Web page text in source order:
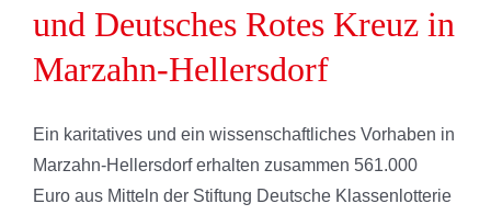
und Deutsches Rotes Kreuz in
Marzahn-Hellersdorf
Ein karitatives und ein wissenschaftliches Vorhaben in
Marzahn-Hellersdorf erhalten zusammen 561.000
Euro aus Mitteln der Stiftung Deutsche Klassenlotterie